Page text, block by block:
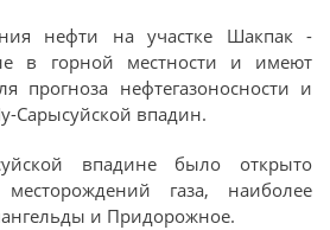
нефти на участке Шакпак -
в горной местности и имеют
прогноза нефтегазоносности и
Сарысуйской впадин.
впадине было открыто
газа, наиболее
и Придорожное.